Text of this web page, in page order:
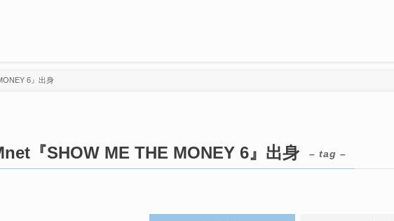
6』出身
『SHOW ME THE MONEY 6』出身 – tag –